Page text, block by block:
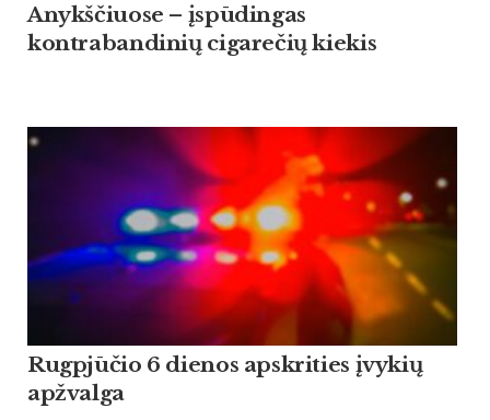
Anykščiuose – įspūdingas
kontrabandinių cigarečių kiekis
Rugpjūčio 6 dienos apskrities įvykių
apžvalga